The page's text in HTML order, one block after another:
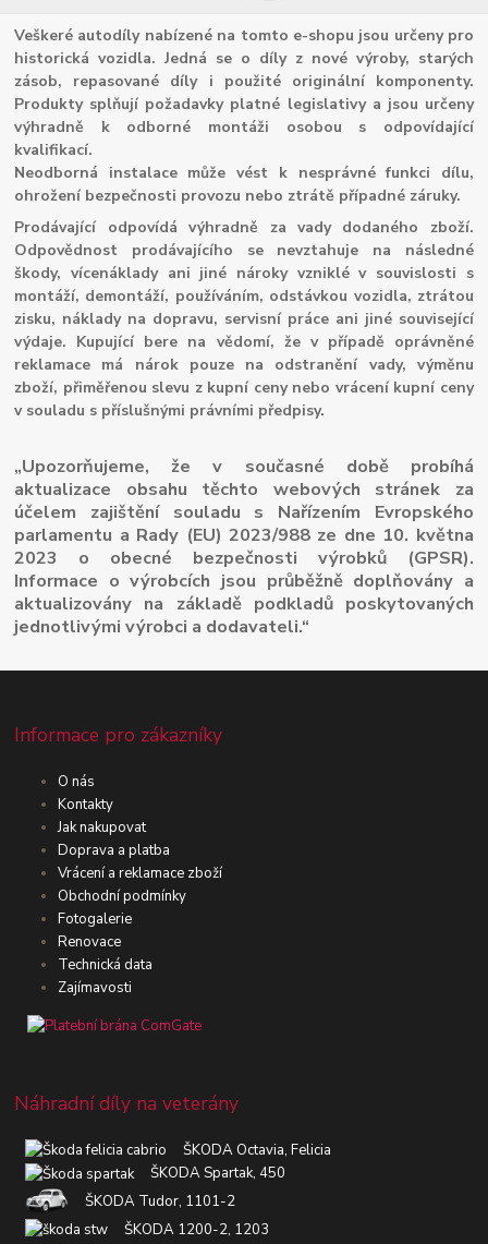
Veškeré autodíly nabízené na tomto e-shopu jsou určeny pro
historická vozidla. Jedná se o díly z nové výroby, starých
zásob, repasované díly i použité originální komponenty.
Produkty splňují požadavky platné legislativy a jsou určeny
výhradně k odborné montáži osobou s odpovídající
kvalifikací.
Neodborná instalace může vést k nesprávné funkci dílu,
ohrožení bezpečnosti provozu nebo ztrátě případné záruky.
Prodávající odpovídá výhradně za vady dodaného zboží.
Odpovědnost prodávajícího se nevztahuje na následné
škody, vícenáklady ani jiné nároky vzniklé v souvislosti s
montáží, demontáží, používáním, odstávkou vozidla, ztrátou
zisku, náklady na dopravu, servisní práce ani jiné související
výdaje. Kupující bere na vědomí, že v případě oprávněné
reklamace má nárok pouze na odstranění vady, výměnu
zboží, přiměřenou slevu z kupní ceny nebo vrácení kupní ceny
v souladu s příslušnými právními předpisy.
„Upozorňujeme, že v současné době probíhá
aktualizace obsahu těchto webových stránek za
účelem zajištění souladu s Nařízením Evropského
parlamentu a Rady (EU) 2023/988 ze dne 10. května
2023 o obecné bezpečnosti výrobků (GPSR).
Informace o výrobcích jsou průběžně doplňovány a
aktualizovány na základě podkladů poskytovaných
jednotlivými výrobci a dodavateli.“
Informace pro zákazníky
O nás
Kontakty
Jak nakupovat
Doprava a platba
Vrácení a reklamace zboží
Obchodní podmínky
Fotogalerie
Renovace
Technická data
Zajímavosti
Náhradní díly na veterány
ŠKODA Octavia, Felicia
ŠKODA Spartak, 450
ŠKODA Tudor, 1101-2
ŠKODA 1200-2, 1203